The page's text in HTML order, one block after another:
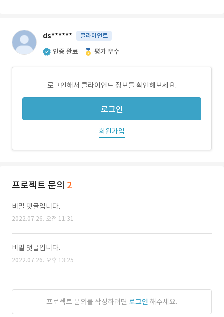
ds****** 클라이언트
인증 완료 평가 우수
로그인해서 클라이언트 정보를 확인해보세요.
로그인
회원가입
프로젝트 문의 2
비밀 댓글입니다.
2022.07.26. 오전 11:31
비밀 댓글입니다.
2022.07.26. 오후 13:25
프로젝트 문의를 작성하려면 로그인 해주세요.